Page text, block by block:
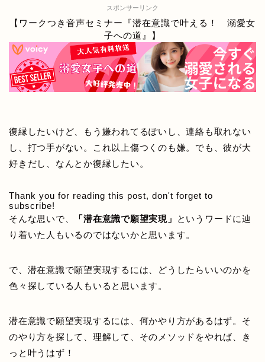
スポンサーリンク
【ワークつき音声セミナー『潜在意識で叶える！ 溺愛女
子への道』】
復縁したいけど、もう嫌われてるぽいし、連絡も取れない
し、打つ手がない。これ以上傷つくのも嫌。でも、彼が大
好きだし、なんとか復縁したい。
Thank you for reading this post, don't forget to
subscribe!
そんな思いで、
「潜在意識で願望実現」
というワードに辿
り着いた人もいるのではないかと思います。
で、潜在意識で願望実現するには、どうしたらいいのかを
色々探している人もいると思います。
潜在意識で願望実現するには、何かやり方があるはず。そ
のやり方を探して、理解して、そのメソッドをやれば、き
っと叶うはず！